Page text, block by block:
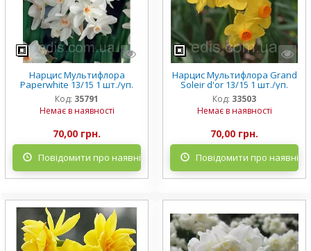
Нарцис Мультифлора
Paperwhite 13/15 1 шт./уп.
Код: 35791
Немає в наявності
70,00 грн.
Повідомити про наявність
Нарцис Мультифлора Grand
Soleir d'or 13/15 1 шт./уп.
Код: 33503
Немає в наявності
70,00 грн.
Повідомити про